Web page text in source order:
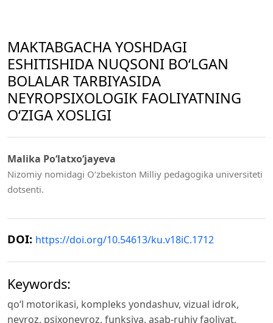
MAKTABGACHA YOSHDAGI
ESHITISHIDA NUQSONI BO‘LGAN
BOLALAR TARBIYASIDA
NEYROPSIXOLOGIK FAOLIYATNING
O‘ZIGA XOSLIGI
Malika Po‘latxo‘jayeva
Nizomiy nomidagi O‘zbekiston Milliy pedagogika universiteti
dotsenti.
DOI: https://doi.org/10.54613/ku.v18iC.1712
Keywords:
qo‘l motorikasi, kompleks yondashuv, vizual idrok,
nevroz, psixonevroz, funksiya, asab-ruhiy faoliyat,